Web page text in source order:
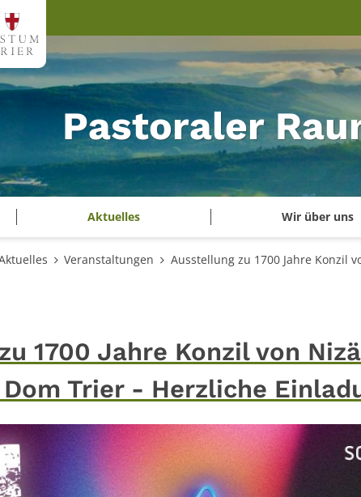
Pastoraler
Aktuelles Wir über uns
Veranstaltungen Ausstellung zu 1700 Jahre Konzil
1700 Jahre Konzil von
Trier - Herzliche